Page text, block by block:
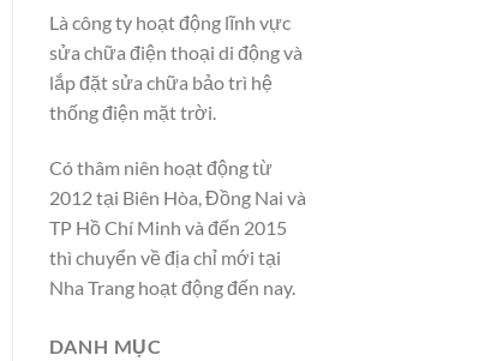
Là công ty hoạt động lĩnh vực
sửa chữa điện thoại di động và
lắp đặt sửa chữa bảo trì hệ
thống điện mặt trời.
Có thâm niên hoạt động từ
2012 tại Biên Hòa, Đồng Nai và
TP Hồ Chí Minh và đến 2015
thì chuyển về địa chỉ mới tại
Nha Trang hoạt động đến nay.
DANH MỤC